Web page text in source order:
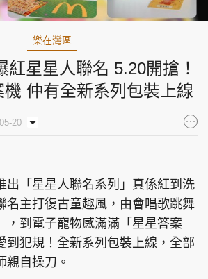
通 會員活動
異 東周專欄
cazbuyer 東Touch
樂在灣區
紅星星人聯名 5.20開搶！
仲有全新系列包裝上線
20
出「星星人聯名系列」真係紅到洗
名主打復古童趣風，由會唱歌跳舞
，到電子寵物感滿滿「星星答案
到犯規！全新系列包裝上線，全部
親自操刀。